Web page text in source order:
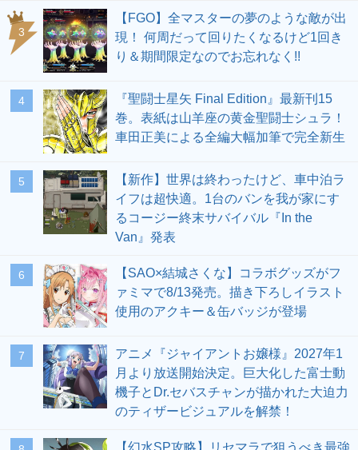
3
【FGO】全マスターの夢のような敵が出
現！ 何周だって回りたくなるけど1回き
り＆期間限定なのでお忘れなく!!
4
『聖闘士星矢 Final Edition』最新刊15
巻。表紙は山羊座の黄金聖闘士シュラ！
車田正美による全編大幅加筆で完全新生
5
【新作】世界は終わったけど、車中泊ラ
イフは超快適。1台のバンを我が家にす
るコージー終末サバイバル『In the
Van』発表
6
【SAO×結城さくな】コラボグッズがフ
ァミマで8/13発売。描き下ろしイラスト
使用のアクキー＆缶バッジが登場
7
アニメ『ジャイアントお嬢様』2027年1
月より放送開始決定。巨大化した富士動
機子とDr.セバスチャンが描かれた大迫力
のティザービジュアルを解禁！
【幻水SP攻略】リセマラで狙うべき最強